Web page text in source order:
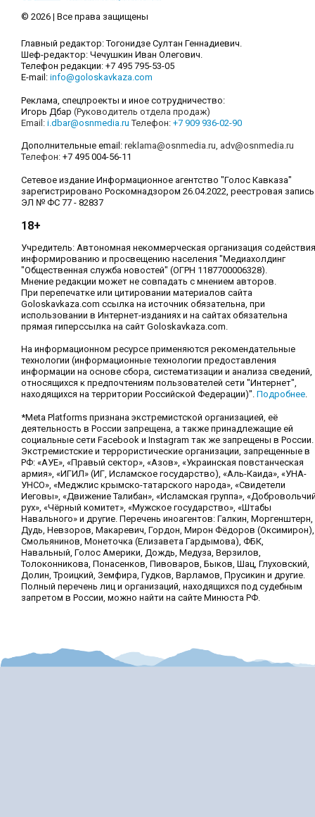
© 2026 | Все права защищены
Главный редактор: Тогонидзе Султан Геннадиевич.
Шеф-редактор: Чечушкин Иван Олегович.
Телефон редакции: +7 495 795-53-05
E-mail: info@goloskavkaza.com
Реклама, спецпроекты и иное сотрудничество:
Игорь Дбар (Руководитель отдела продаж)
Email: i.dbar@osnmedia.ru Телефон: +7 909 936-02-90
Дополнительные email: reklama@osnmedia.ru adv@osnmedia.ru
Телефон: +7 495 004-56-11
Сетевое издание Информационное агентство "Голос Кавказа"
зарегистрировано Роскомнадзором 26.04.2022, реестровая запись
ЭЛ № ФС 77 - 82837
18+
Учредитель: Автономная некоммерческая организация содействия
информированию и просвещению населения "Медиахолдинг
"Общественная служба новостей" (ОГРН 1187700006328).
Мнение редакции может не совпадать с мнением авторов.
При перепечатке или цитировании материалов сайта
Goloskavkaza.com ссылка на источник обязательна, при
использовании в Интернет-изданиях и на сайтах обязательна
прямая гиперссылка на сайт Goloskavkaza.com.
На информационном ресурсе применяются рекомендательные
технологии (информационные технологии предоставления
информации на основе сбора, систематизации и анализа сведений,
относящихся к предпочтениям пользователей сети "Интернет",
находящихся на территории Российской Федерации)". Подробнее
*Meta Platforms признана экстремистской организацией, её
деятельность в России запрещена, а также принадлежащие ей
социальные сети Facebook и Instagram так же запрещены в России.
Экстремистские и террористические организации, запрещенные в
РФ: «АУЕ», «Правый сектор», «Азов», «Украинская повстанческая
армия», «ИГИЛ» (ИГ, Исламское государство), «Аль-Каида», «УНА-
УНСО», «Меджлис крымско-татарского народа», «Свидетели
Иеговы», «Движение Талибан», «Исламская группа»,
рух», «Чёрный комитет», «Мужское государство», «Штабы
Навального» и другие. Перечень иноагентов: Галкин, Моргенштерн,
Дудь, Невзоров, Макаревич, Гордон, Мирон Фёдоров (Оксимирон),
Смольянинов, Монеточка (Елизавета Гардымова), ФБК,
Навальный, Голос Америки, Дождь, Медуза, Верзилов,
Толоконникова, Понасенков, Пивоваров, Быков, Шац, Глуховский,
Долин, Троицкий, Земфира, Гудков, Варламов, Прусикин и другие.
Полный перечень лиц и организаций, находящихся под судебным
запретом в России, можно найти на сайте Минюста РФ.